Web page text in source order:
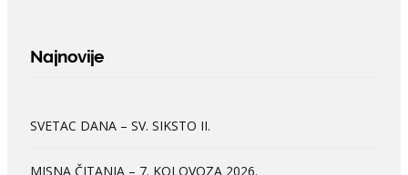
Najnovije
SVETAC DANA – SV. SIKSTO II.
MISNA ČITANJA – 7. KOLOVOZA 2026.